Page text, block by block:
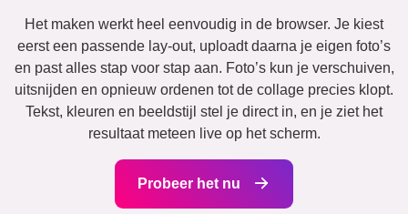
Het maken werkt heel eenvoudig in de browser. Je kiest
eerst een passende lay-out, uploadt daarna je eigen foto’s
en past alles stap voor stap aan. Foto’s kun je verschuiven,
uitsnijden en opnieuw ordenen tot de collage precies klopt.
Tekst, kleuren en beeldstijl stel je direct in, en je ziet het
resultaat meteen live op het scherm.
Probeer het nu